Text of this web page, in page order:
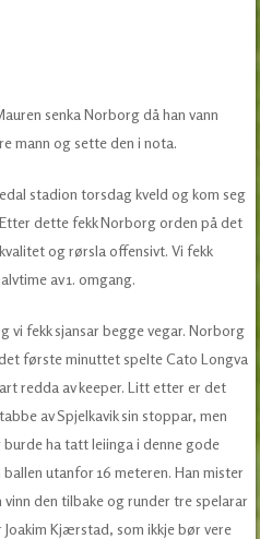
senka Norborg då han vann
mann og sette den i nota.
stadion torsdag kveld og kom seg
dette fekk Norborg orden på det
og rørsla offensivt. Vi fekk
av 1. omgang.
vi fekk sjansar begge vegar. Norborg
første minuttet spelte Cato Longva
redda av keeper. Litt etter er det
av Spjelkavik sin stoppar, men
ha tatt leiinga i denne gode
utanfor 16 meteren. Han mister
den tilbake og runder tre spelarar
Kjærstad, som ikkje bør vere